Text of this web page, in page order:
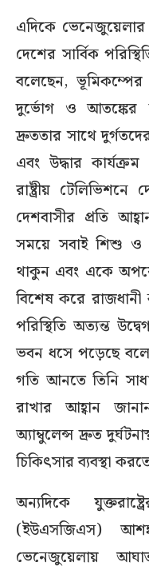
এদিকে ভেনেজুয়েলার
দেশের সার্বিক
বলেছেন,
দুর্ভোগ ও আতঙ্কের
দ্রুততার সাথে
এবং উদ্ধার
রাষ্ট্রীয়
দেশবাসীর প্রতি
সময়ে সবাই শিশু ও
থাকুন এবং একে
বিশেষ করে
পরিস্থিতি অত্যন্ত
ভবন ধসে পড়েছে
গতি আনতে তিনি
রাখার আহ্বান
অ্যাম্বুলেন্স দ্রুত
চিকিৎসার ব্যবস্থা
অন্যদিকে
(ইউএসজিএস)
ভেনেজুয়েলায়